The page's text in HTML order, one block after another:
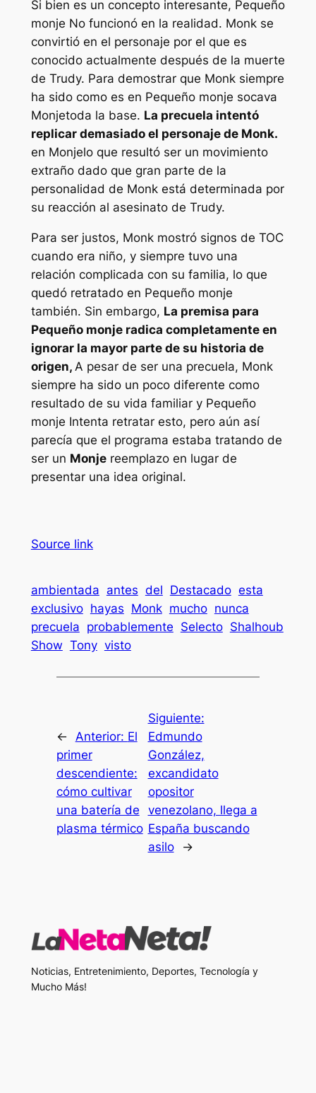
Si bien es un concepto interesante, Pequeño
monje No funcionó en la realidad. Monk se
convirtió en el personaje por el que es
conocido actualmente después de la muerte
de Trudy. Para demostrar que Monk siempre
ha sido como es en Pequeño monje socava
Monjetoda la base. La precuela intentó
replicar demasiado el personaje de Monk.
en Monjelo que resultó ser un movimiento
extraño dado que gran parte de la
personalidad de Monk está determinada por
su reacción al asesinato de Trudy.
Para ser justos, Monk mostró signos de TOC
cuando era niño, y siempre tuvo una
relación complicada con su familia, lo que
quedó retratado en Pequeño monje
también. Sin embargo, La premisa para
Pequeño monjeradica completamente en
ignorar la mayor parte de su historia de
origen, A pesar de ser una precuela, Monk
siempre ha sido un poco diferente como
resultado de su vida familiar y Pequeño
monje Intenta retratar esto, pero aún así
parecía que el programa estaba tratando de
ser un Monje reemplazo en lugar de
presentar una idea original.
Source link
ambientada antes del Destacado esta
exclusivo hayas Monk mucho nunca
precuela probablemente Selecto Shalhoub
Show Tony visto
← Anterior: El
primer
descendiente:
cómo cultivar
una batería de
plasma térmico
Siguiente:
Edmundo
González,
excandidato
opositor
venezolano, llega a
España buscando
asilo
→
Noticias, Entretenimiento, Deportes, Tecnología y
Mucho Más!